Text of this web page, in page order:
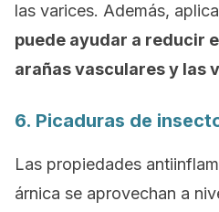
las varices. Además,
puede ayudar a reducir
arañas vasculares y las
6. Picaduras de
Las propiedades
árnica se aprovechan a